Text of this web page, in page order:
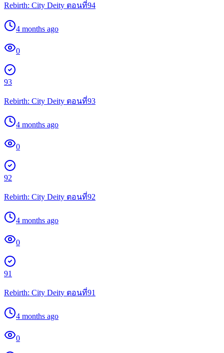
Rebirth: City Deity ตอนที่94
4 months ago
0
93
Rebirth: City Deity ตอนที่93
4 months ago
0
92
Rebirth: City Deity ตอนที่92
4 months ago
0
91
Rebirth: City Deity ตอนที่91
4 months ago
0